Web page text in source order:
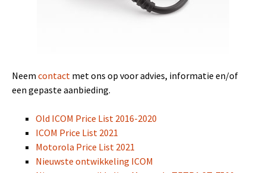
Neem contact met ons op voor advies, informatie en/of
een gepaste aanbieding.
Old ICOM Price List 2016-2020
ICOM Price List 2021
Motorola Price List 2021
Nieuwste ontwikkeling ICOM